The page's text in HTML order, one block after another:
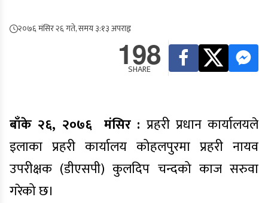
२०७६ मंसिर २६ गते, समय ३:१३ अपराह्न
198
SHARE
बाँके २६, २०७६ मंसिर : प्रहरी प्रधान कार्यालयले
इलाका प्रहरी कार्यालय कोहलपुरमा प्रहरी नायव
उपरीक्षक (डीएसपी) कुलदिप चन्दको काज सरुवा
गरेको छ।